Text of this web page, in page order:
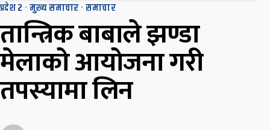
प्रदेश २ · मुख्य समाचार · समाचार
तान्त्रिक बाबाले झण्डा
मेलाको आयोजना गरी
तपस्यामा लिन